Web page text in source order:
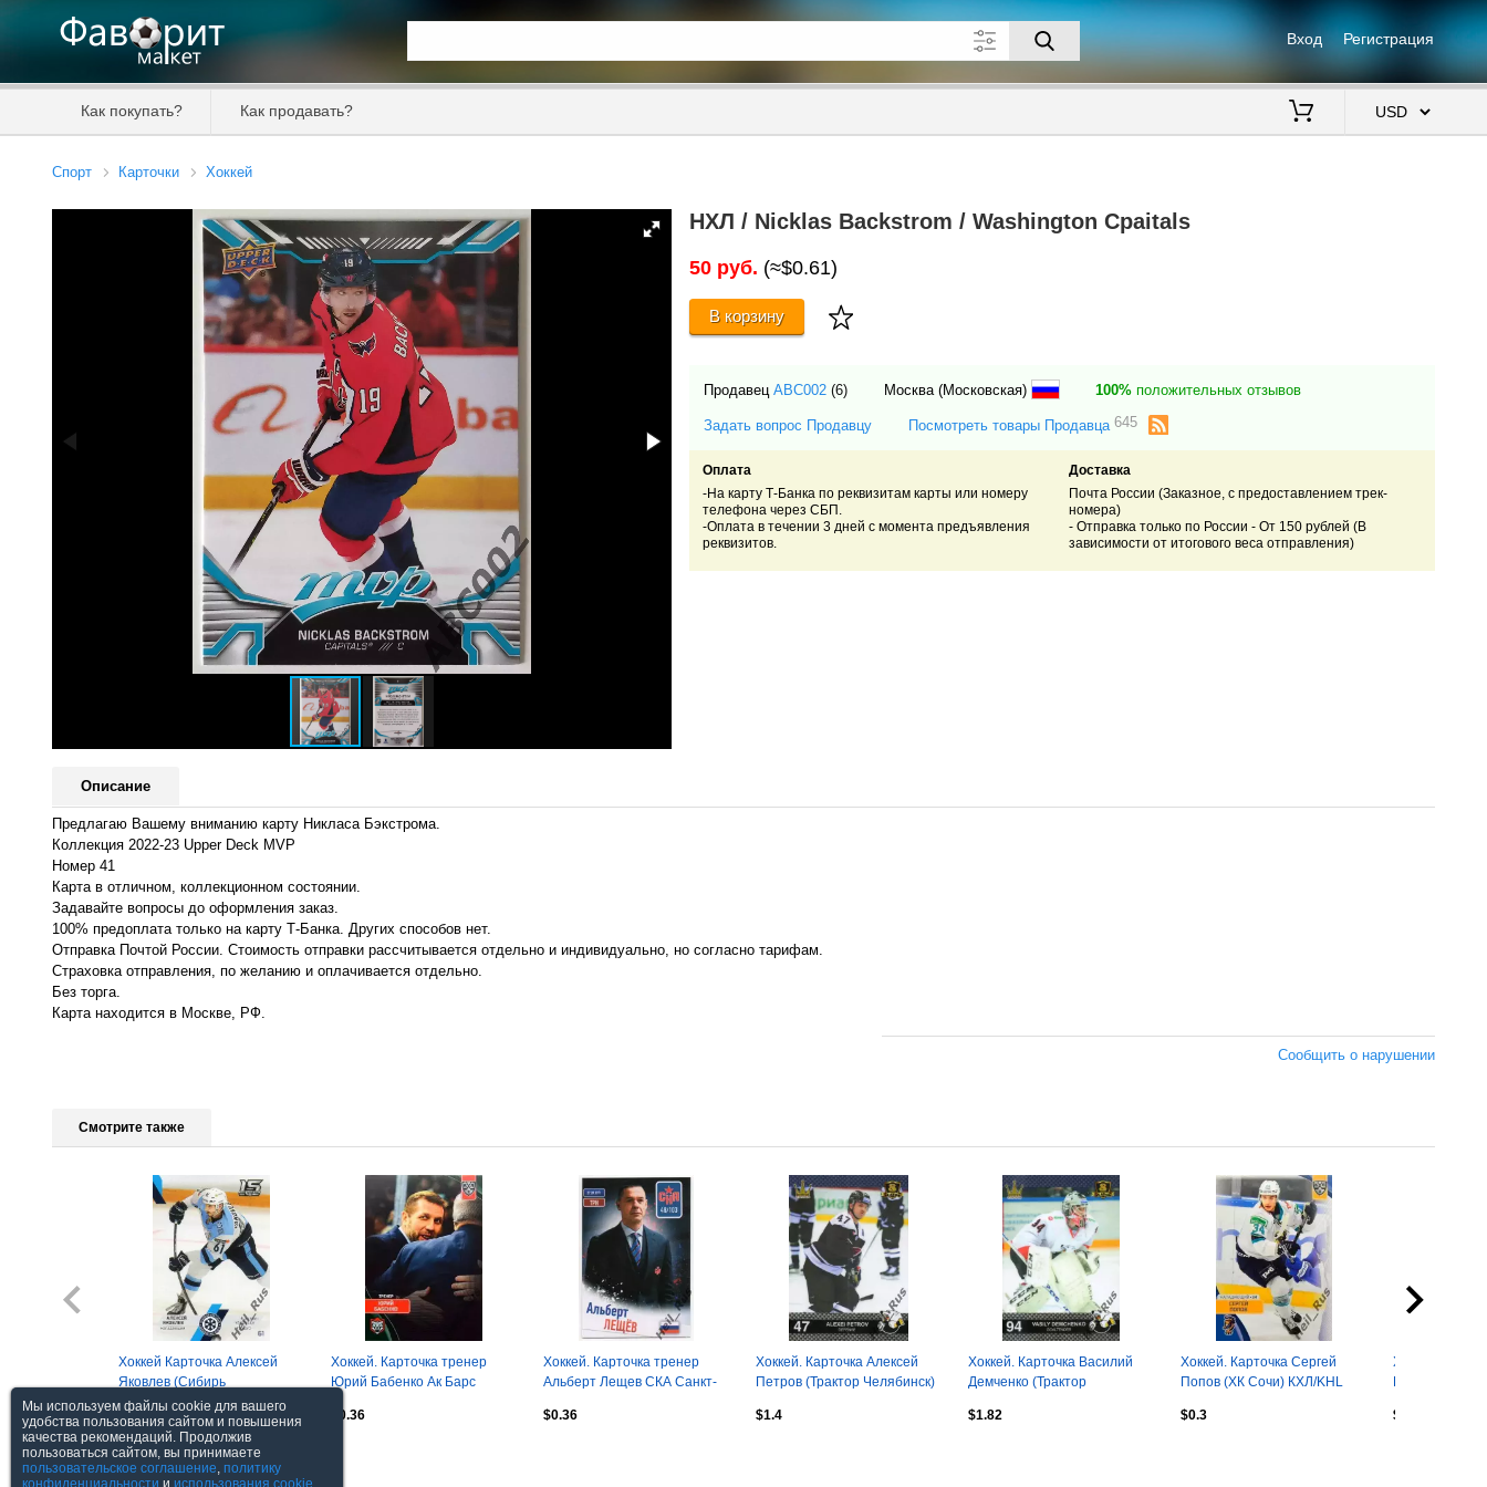
Вход Регистрация
Как покупать? Как продавать?
Спорт Карточки Хоккей
НХЛ / Nicklas Backstrom / Washington Cpaitals
50 руб. (≈$0.61)
В корзину
Продавец ABC002 (6) Москва (Московская) 100% положительных отзывов
Задать вопрос Продавцу Посмотреть товары Продавца 645
Оплата
-На карту Т-Банка по реквизитам карты или номеру
телефона через СБП.
-Оплата в течении 3 дней с момента предъявления
реквизитов.
Доставка
Почта России (Заказное, с предоставлением трек-
номера)
- Отправка только по России - От 150 рублей (В
зависимости от итогового веса отправления)
Описание
Предлагаю Вашему вниманию карту Никласа Бэкстрома.
Коллекция 2022-23 Upper Deck MVP
Номер 41
Карта в отличном, коллекционном состоянии.
Задавайте вопросы до оформления заказ.
100% предоплата только на карту Т-Банка. Других способов нет.
Отправка Почтой России. Стоимость отправки рассчитывается отдельно и индивидуально, но согласно тарифам.
Страховка отправления, по желанию и оплачивается отдельно.
Без торга.
Карта находится в Москве, РФ.
Сообщить о нарушении
Смотрите также
Хоккей Карточка Алексей
Яковлев (Сибирь
Новосибирская область) КХЛ
сезон 2022/23
$0.3
Хоккей. Карточка тренер
Юрий Бабенко Ак Барс
2023/24 SeReal
$0.36
Хоккей. Карточка тренер
Альберт Лещев СКА Санкт-
2024/25
$0.36
Хоккей. Карточка Алексей
Петров (Трактор Челябинск)
$1.4
Хоккей. Карточка Василий
Демченко (Трактор
2015/16
$1.82
Хоккей. Карточка Сергей
Попов (ХК Сочи) КХЛ/KHL
$0.3
Хоккей.
Никулин
2022/23
$0.43
Посмотреть все
Мы используем файлы cookie для вашего
удобства пользования сайтом и повышения
качества рекомендаций. Продолжив
пользоваться сайтом, вы принимаете
пользовательское соглашение, политику